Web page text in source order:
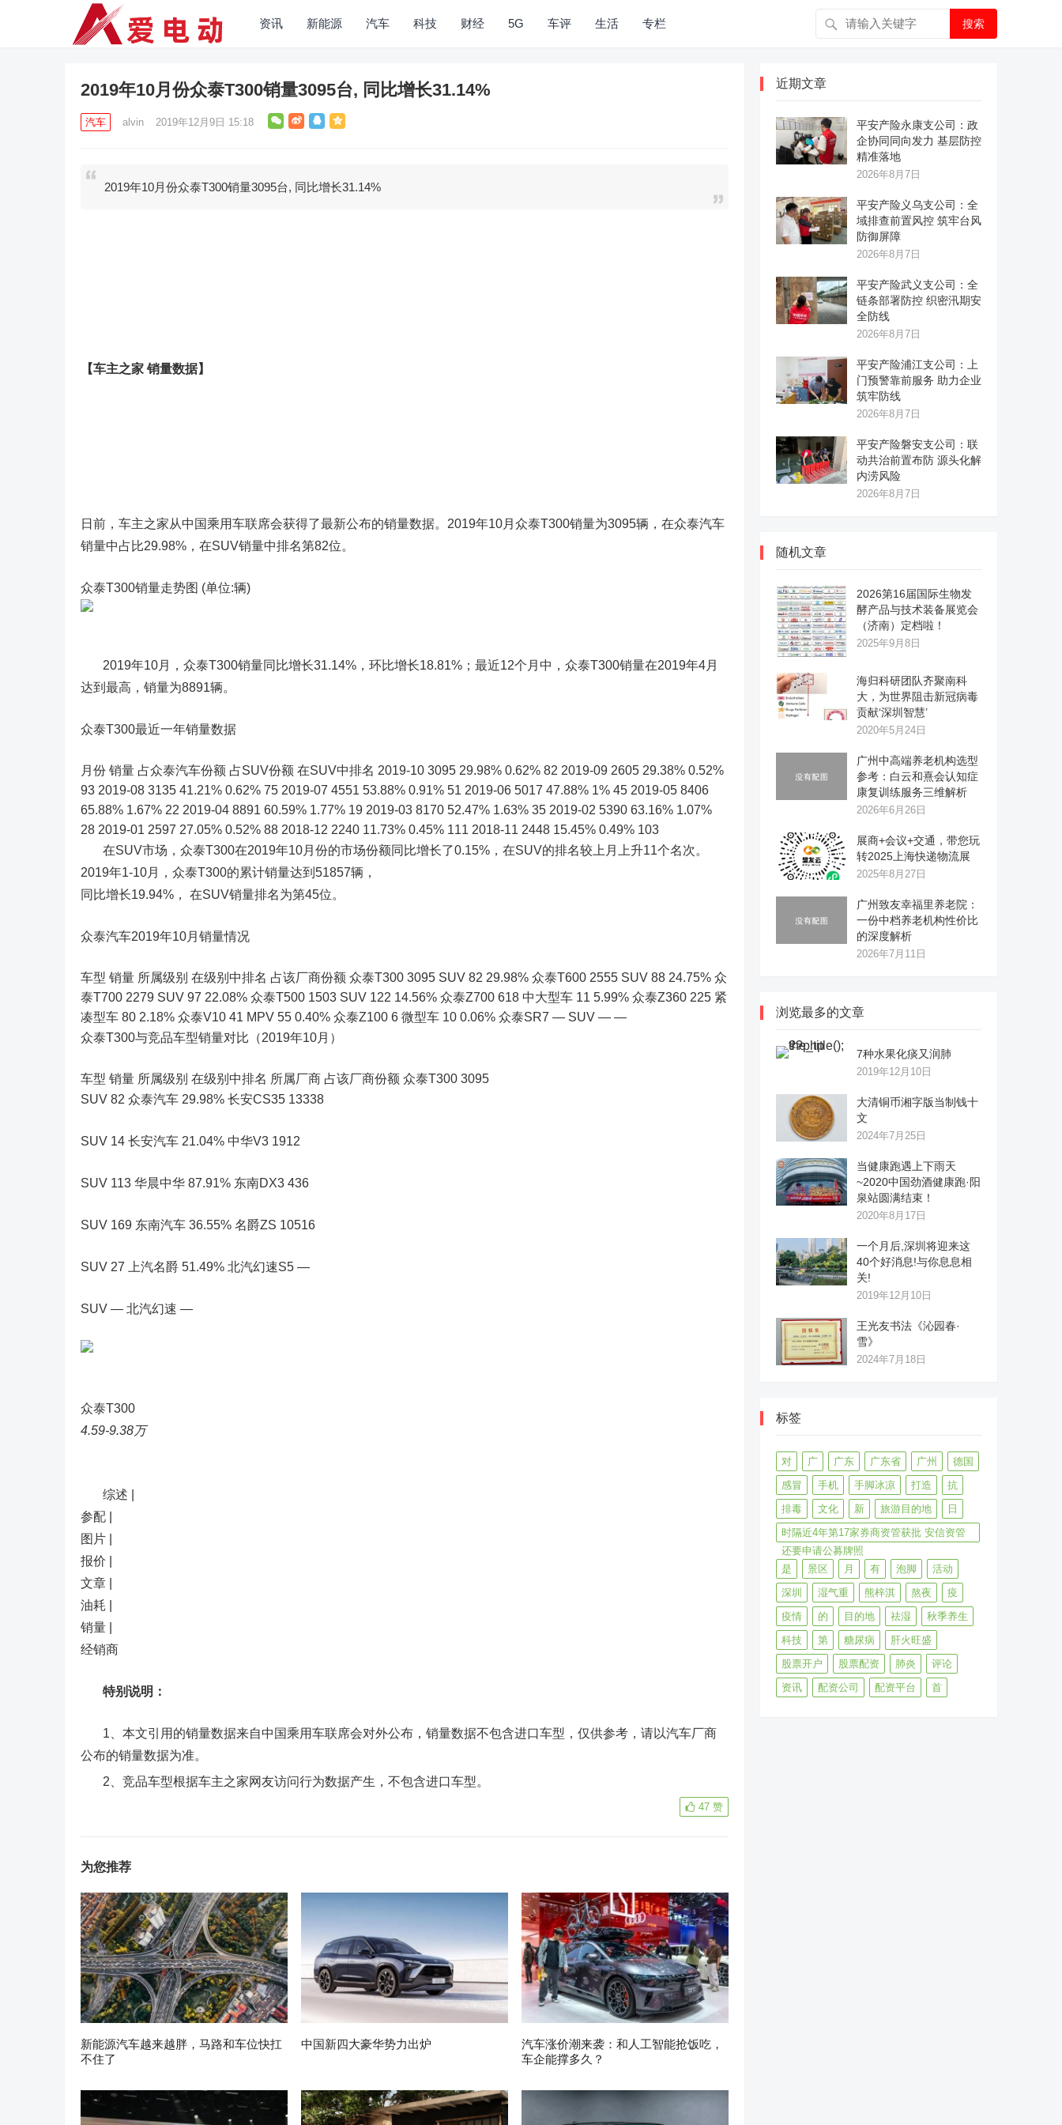
资讯 新能源 汽车 科技 财经 5G 车评 生活 专栏 搜索
2019年10月份众泰T300销量3095台, 同比增长31.14%
汽车 alvin 2019年12月9日 15:18
2019年10月份众泰T300销量3095台, 同比增长31.14%
【车主之家 销量数据】
日前，车主之家从中国乘用车联席会获得了最新公布的销量数据。2019年10月众泰T300销量为3095辆，在众泰汽车
销量中占比29.98%，在SUV销量中排名第82位。
众泰T300销量走势图 (单位:辆)
2019年10月，众泰T300销量同比增长31.14%，环比增长18.81%；最近12个月中，众泰T300销量在2019年4月
达到最高，销量为8891辆。
众泰T300最近一年销量数据
月份 销量 占众泰汽车份额 占SUV份额 在SUV中排名 2019-10 3095 29.98% 0.62% 82 2019-09 2605 29.38% 0.52%
93 2019-08 3135 41.21% 0.62% 75 2019-07 4551 53.88% 0.91% 51 2019-06 5017 47.88% 1% 45 2019-05 8406
65.88% 1.67% 22 2019-04 8891 60.59% 1.77% 19 2019-03 8170 52.47% 1.63% 35 2019-02 5390 63.16% 1.07%
28 2019-01 2597 27.05% 0.52% 88 2018-12 2240 11.73% 0.45% 111 2018-11 2448 15.45% 0.49% 103
在SUV市场，众泰T300在2019年10月份的市场份额同比增长了0.15%，在SUV的排名较上月上升11个名次。
2019年1-10月，众泰T300的累计销量达到51857辆，
同比增长19.94%， 在SUV销量排名为第45位。
众泰汽车2019年10月销量情况
车型 销量 所属级别 在级别中排名 占该厂商份额 众泰T300 3095 SUV 82 29.98% 众泰T600 2555 SUV 88 24.75% 众
泰T700 2279 SUV 97 22.08% 众泰T500 1503 SUV 122 14.56% 众泰Z700 618 中大型车 11 5.99% 众泰Z360 225 紧
凑型车 80 2.18% 众泰V10 41 MPV 55 0.40% 众泰Z100 6 微型车 10 0.06% 众泰SR7 — SUV — —
众泰T300与竞品车型销量对比（2019年10月）
车型 销量 所属级别 在级别中排名 所属厂商 占该厂商份额 众泰T300 3095
SUV 82 众泰汽车 29.98% 长安CS35 13338
SUV 14 长安汽车 21.04% 中华V3 1912
SUV 113 华晨中华 87.91% 东南DX3 436
SUV 169 东南汽车 36.55% 名爵ZS 10516
SUV 27 上汽名爵 51.49% 北汽幻速S5 —
SUV — 北汽幻速 —
众泰T300
4.59-9.38万
综述 |
参配 |
图片 |
报价 |
文章 |
油耗 |
销量 |
经销商
特别说明：
1、本文引用的销量数据来自中国乘用车联席会对外公布，销量数据不包含进口车型，仅供参考，请以汽车厂商
公布的销量数据为准。
2、竞品车型根据车主之家网友访问行为数据产生，不包含进口车型。
47 赞
为您推荐
新能源汽车越来越胖，马路和车位快扛
不住了
中国新四大豪华势力出炉
汽车涨价潮来袭：和人工智能抢饭吃，
车企能撑多久？
近期文章
平安产险永康支公司：政
企协同同向发力 基层防控
精准落地
2026年8月7日
平安产险义乌支公司：全
域排查前置风控 筑牢台风
防御屏障
2026年8月7日
平安产险武义支公司：全
链条部署防控 织密汛期安
全防线
2026年8月7日
平安产险浦江支公司：上
门预警靠前服务 助力企业
筑牢防线
2026年8月7日
平安产险磐安支公司：联
动共治前置布防 源头化解
内涝风险
2026年8月7日
随机文章
2026第16届国际生物发
酵产品与技术装备展览会
（济南）定档啦！
2025年9月8日
海归科研团队齐聚南科
大，为世界阻击新冠病毒
贡献‘深圳智慧’
2020年5月24日
广州中高端养老机构选型
参考：白云和熹会认知症
康复训练服务三维解析
2026年6月26日
展商+会议+交通，带您玩
转2025上海快递物流展
2025年8月27日
广州致友幸福里养老院：
一份中档养老机构性价比
的深度解析
2026年7月11日
浏览最多的文章
7种水果化痰又润肺
2019年12月10日
大清铜币湘字版当制钱十
文
2024年7月25日
当健康跑遇上下雨天
~2020中国劲酒健康跑·阳
泉站圆满结束！
2020年8月17日
一个月后,深圳将迎来这
40个好消息!与你息息相
关!
2019年12月10日
王光友书法《沁园春·
雪》
2024年7月18日
标签
对 广 广东 广东省 广州
德国
感冒
手机 手脚冰凉 打造
抗
排毒
文化 新 旅游目的地
日
时隔近4年第17家券商资管获批 安信资管
还要申请公募牌照
是
景区 月 有 泡脚
活动
深圳
湿气重 熊梓淇 熬夜
疫
疫情
的 目的地 祛湿
秋季养生
科技
第 糖尿病
肝火旺盛
股票开户
股票配资 肺炎
评论
资讯
配资公司 配资平台 首